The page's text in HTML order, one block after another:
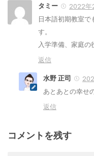
タミー
2022年
日本語初期教室で
す。
入学準備、家庭の
返信
水野 正司
あとあとの幸せ
返信
コメントを残す